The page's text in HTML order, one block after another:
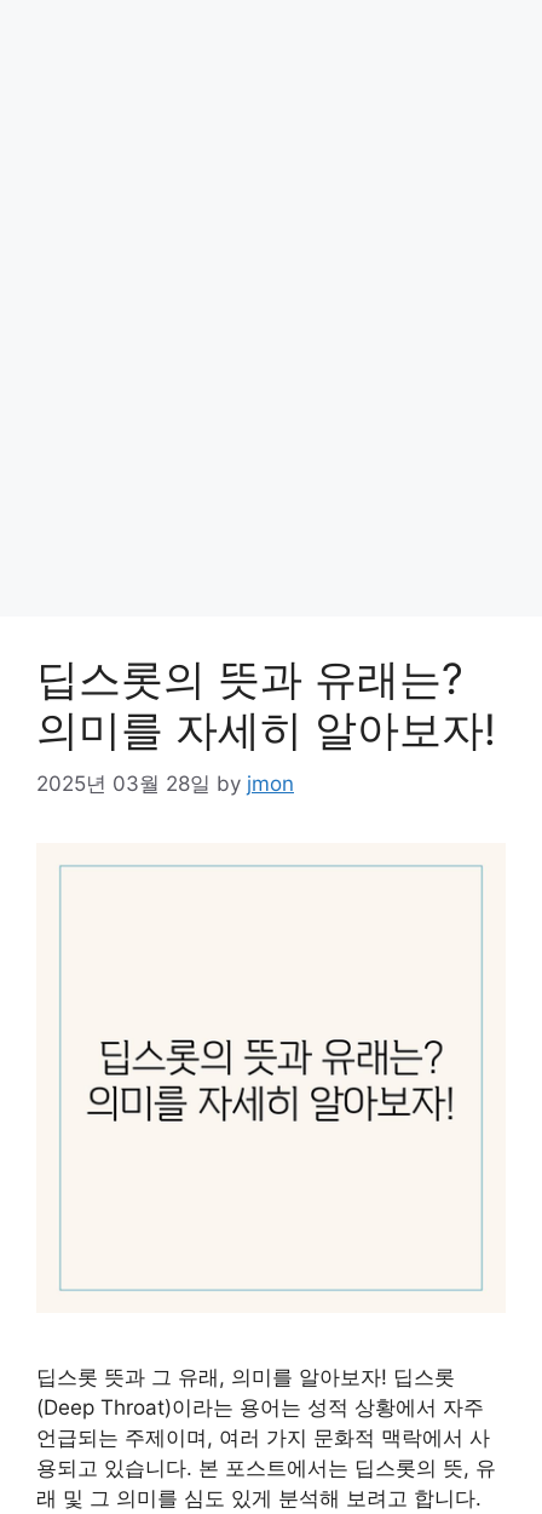
딥스롯의 뜻과 유래는?
의미를 자세히 알아보자!
2025년 03월 28일 by jmon
딥스롯 뜻과 그 유래, 의미를 알아보자! 딥스롯
(Deep Throat)이라는 용어는 성적 상황에서 자주
언급되는 주제이며, 여러 가지 문화적 맥락에서 사
용되고 있습니다. 본 포스트에서는 딥스롯의 뜻, 유
래 및 그 의미를 심도 있게 분석해 보려고 합니다.